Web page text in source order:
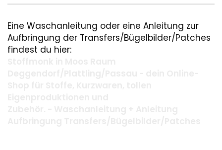
Eine Waschanleitung oder eine Anleitung zur
Aufbringung der Transfers/Bügelbilder/Patches
findest du hier: